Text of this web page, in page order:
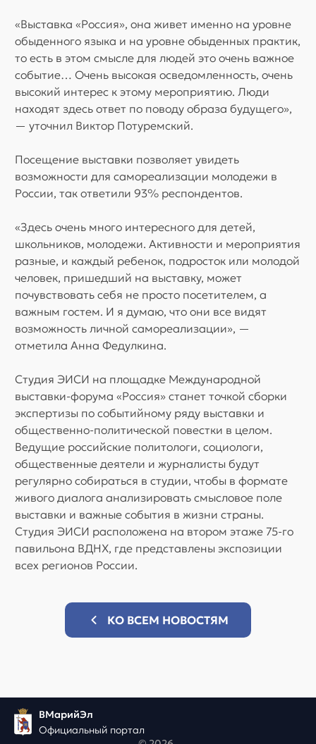
«Выставка «Россия», она живет именно на уровне
обыденного языка и на уровне обыденных практик,
то есть в этом смысле для людей это очень важное
событие… Очень высокая осведомленность, очень
высокий интерес к этому мероприятию. Люди
находят здесь ответ по поводу образа будущего»,
— уточнил Виктор Потуремский.
Посещение выставки позволяет увидеть
возможности для самореализации молодежи в
России, так ответили 93% респондентов.
«Здесь очень много интересного для детей,
школьников, молодежи. Активности и мероприятия
разные, и каждый ребенок, подросток или молодой
человек, пришедший на выставку, может
почувствовать себя не просто посетителем, а
важным гостем. И я думаю, что они все видят
возможность личной самореализации», —
отметила Анна Федулкина.
Студия ЭИСИ на площадке Международной
выставки-форума «Россия» станет точкой сборки
экспертизы по событийному ряду выставки и
общественно-политической повестки в целом.
Ведущие российские политологи, социологи,
общественные деятели и журналисты будут
регулярно собираться в студии, чтобы в формате
живого диалога анализировать смысловое поле
выставки и важные события в жизни страны.
Студия ЭИСИ расположена на втором этаже 75-го
павильона ВДНХ, где представлены экспозиции
всех регионов России.
КО ВСЕМ НОВОСТЯМ
ВМарийЭл
Официальный портал